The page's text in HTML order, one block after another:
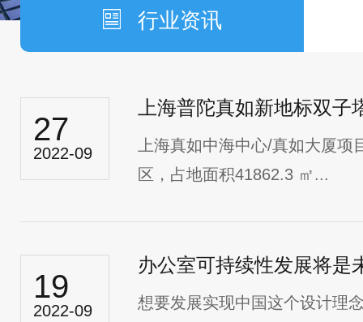
行业资讯
27
2022-09
上海普陀真如新地标双子
上海真如中海中心/真如大厦
区，占地面积41862.3 ㎡...
19
2022-09
办公室可持续性发展将是
想要发展实现中国这个设计理